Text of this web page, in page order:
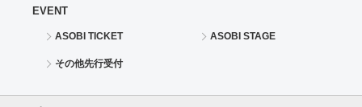
EVENT
ASOBI TICKET ASOBI STAGE
その他先行受付